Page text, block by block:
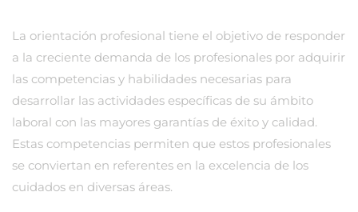
La orientación profesional tiene el objetivo de responder
a la creciente demanda de los profesionales por adquirir
las competencias y habilidades necesarias para
desarrollar las actividades específicas de su ámbito
laboral con las mayores garantías de éxito y calidad.
Estas competencias permiten que estos profesionales
se conviertan en referentes en la excelencia de los
cuidados en diversas áreas.